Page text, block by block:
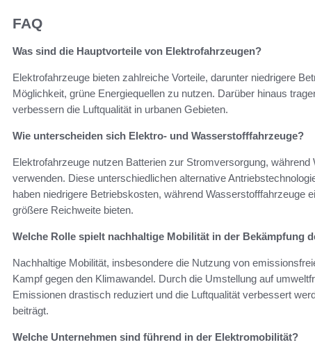
FAQ
Was sind die Hauptvorteile von Elektrofahrzeugen?
Elektrofahrzeuge bieten zahlreiche Vorteile, darunter niedrigere
Möglichkeit, grüne Energiequellen zu nutzen. Darüber hinaus
verbessern die Luftqualität in urbanen Gebieten.
Wie unterscheiden sich Elektro- und Wasserstofffahrzeuge?
Elektrofahrzeuge nutzen Batterien zur Stromversorgung,
verwenden. Diese unterschiedlichen alternative
haben niedrigere Betriebskosten, während Wasserstofffahrzeuge
größere Reichweite bieten.
Welche Rolle spielt nachhaltige Mobilität in der Bekämpfung
Nachhaltige Mobilität, insbesondere die Nutzung von
Kampf gegen den Klimawandel. Durch die Umstellung auf
Emissionen drastisch reduziert und die Luftqualität verbessert
beiträgt.
Welche Unternehmen sind führend in der Elektromobilität?